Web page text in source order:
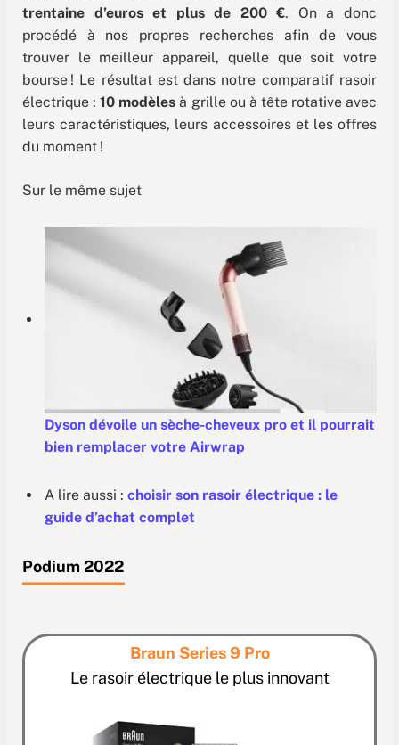
trentaine d’euros et plus de 200 €. On a donc
procédé à nos propres recherches afin de vous
trouver le meilleur appareil, quelle que soit votre
bourse ! Le résultat est dans notre comparatif rasoir
électrique :10 modèlesà grille ou à tête rotative avec
leurs caractéristiques, leurs accessoires et les offres
du moment !
Sur le même sujet
Dyson dévoile un sèche-cheveux pro et il pourrait
bien remplacer votre Airwrap
A lire aussi : choisir son rasoir électrique : le
guide d’achat complet
Podium2022
Braun Series 9 Pro
Le rasoir électrique le plus innovant